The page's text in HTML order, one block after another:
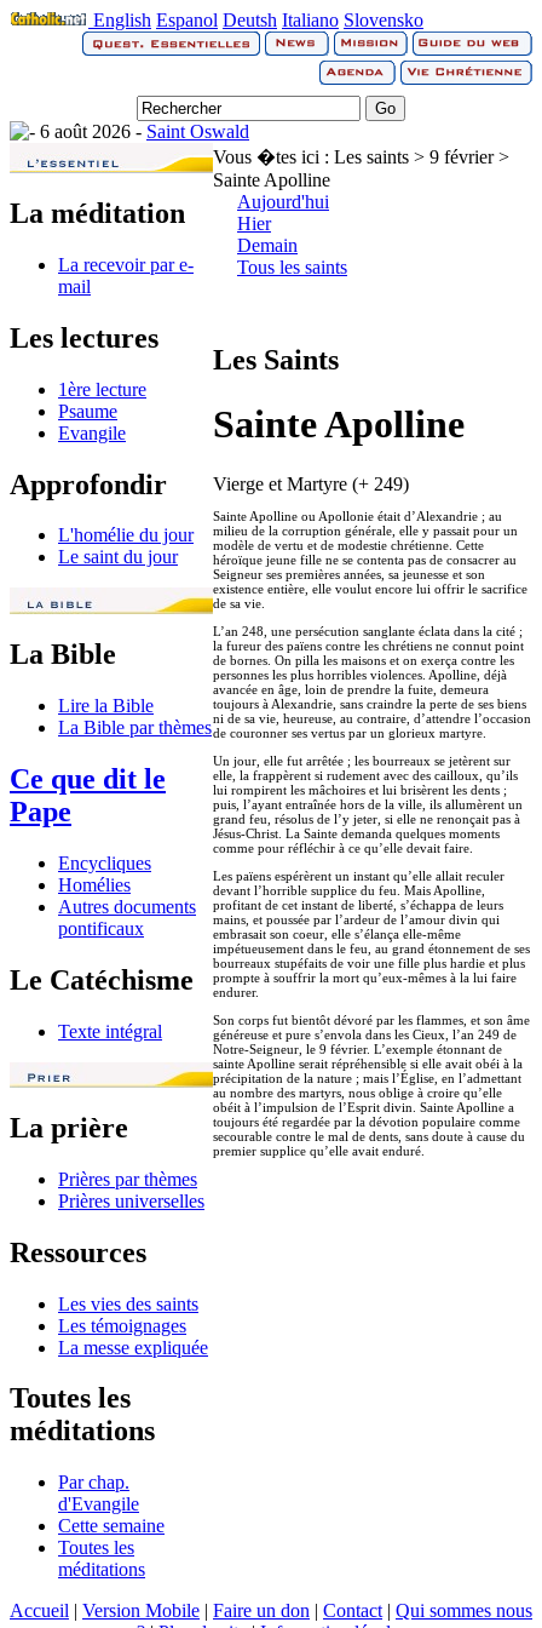
English Espanol Deutsh Italiano Slovensko
6 août 2026 - Saint Oswald
La méditation
La recevoir par e-
mail
Les lectures
1ère lecture
Psaume
Evangile
Approfondir
L'homélie du jour
Le saint du jour
La Bible
Lire la Bible
La Bible par thèmes
Ce que dit le
Pape
Encycliques
Homélies
Autres documents
pontificaux
Le Catéchisme
Texte intégral
La prière
Prières par thèmes
Prières universelles
Ressources
Les vies des saints
Les témoignages
La messe expliquée
Toutes les
méditations
Par chap.
d'Evangile
Cette semaine
Toutes les
méditations
Vous �tes ici : Les saints > 9 février >
Sainte Apolline
Aujourd'hui
Hier
Demain
Tous les saints
Les Saints
Sainte Apolline
Vierge et Martyre (+ 249)
Sainte Apolline ou Apollonie était d’Alexandrie ; au
milieu de la corruption générale, elle y passait pour un
modèle de vertu et de modestie chrétienne. Cette
héroïque jeune fille ne se contenta pas de consacrer au
Seigneur ses premières années, sa jeunesse et son
existence entière, elle voulut encore lui offrir le sacrifice
de sa vie.
L’an 248, une persécution sanglante éclata dans la cité ;
la fureur des païens contre les chrétiens ne connut point
de bornes. On pilla les maisons et on exerça contre les
personnes les plus horribles violences. Apolline, déjà
avancée en âge, loin de prendre la fuite, demeura
toujours à Alexandrie, sans craindre la perte de ses biens
ni de sa vie, heureuse, au contraire, d’attendre l’occasion
de couronner ses vertus par un glorieux martyre.
Un jour, elle fut arrêtée ; les bourreaux se jetèrent sur
elle, la frappèrent si rudement avec des cailloux, qu’ils
lui rompirent les mâchoires et lui brisèrent les dents ;
puis, l’ayant entraînée hors de la ville, ils allumèrent un
grand feu, résolus de l’y jeter, si elle ne renonçait pas à
Jésus-Christ. La Sainte demanda quelques moments
comme pour réfléchir à ce qu’elle devait faire.
Les païens espérèrent un instant qu’elle allait reculer
devant l’horrible supplice du feu. Mais Apolline,
profitant de cet instant de liberté, s’échappa de leurs
mains, et poussée par l’ardeur de l’amour divin qui
embrasait son coeur, elle s’élança elle-même
impétueusement dans le feu, au grand étonnement de ses
bourreaux stupéfaits de voir une fille plus hardie et plus
prompte à souffrir la mort qu’eux-mêmes à la lui faire
endurer.
Son corps fut bientôt dévoré par les flammes, et son âme
généreuse et pure s’envola dans les Cieux, l’an 249 de
Notre-Seigneur, le 9 février. L’exemple étonnant de
sainte Apolline serait répréhensible si elle avait obéi à la
précipitation de la nature ; mais l’Église, en l’admettant
au nombre des martyrs, nous oblige à croire qu’elle
obéit à l’impulsion de l’Esprit divin. Sainte Apolline a
toujours été regardée par la dévotion populaire comme
secourable contre le mal de dents, sans doute à cause du
premier supplice qu’elle avait enduré.
Accueil | Version Mobile | Faire un don | Contact | Qui sommes nous